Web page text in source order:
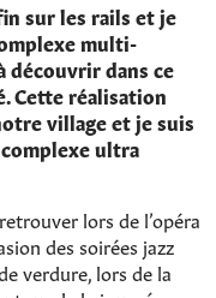
sur les rails et je
multi-
découvrir dans ce
Cette réalisation
village et je suis
ultra
lors de l’opéra
des soirées jazz
verdure, lors de la